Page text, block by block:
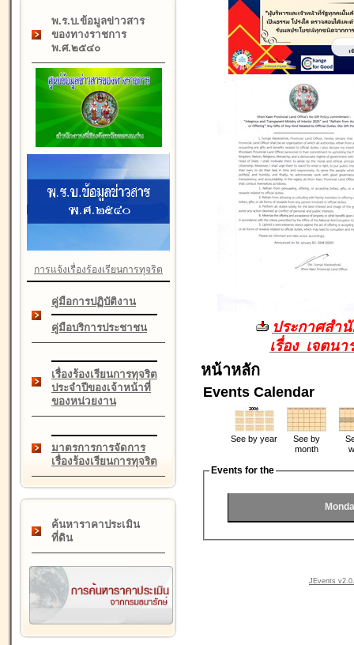
พ.ร.บ.ข้อมูลข่าวสาร
ของทางราชการ
พ.ศ.๒๕๔๐
การแจ้งเรื่องร้องเรียนการทุจริต
คู่มือการปฏิบัติงาน
คู่มือบริการประชาชน
เรื่องร้องเรียนการทุจริต
ประจำปีของเจ้าหน้าที่
ของหน่วยงาน
มาตรการการจัดการ
เรื่องร้องเรียนการทุจริต
ค้นหาราคาประเมิน
ที่ดิน
ประกาศสำ
เรื่อง เจตน
หน้าหลัก
Events Calendar
See by year
See by
month
Events for the
JEvents